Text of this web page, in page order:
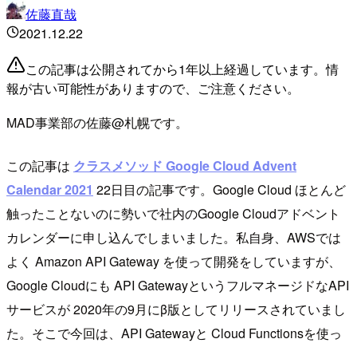
佐藤直哉
2021.12.22
この記事は公開されてから1年以上経過しています。情
報が古い可能性がありますので、ご注意ください。
MAD事業部の佐藤@札幌です。
この記事は クラスメソッド Google Cloud Advent
Calendar 2021 22日目の記事です。Google Cloud ほとんど
触ったことないのに勢いで社内のGoogle Cloudアドベント
カレンダーに申し込んでしまいました。私自身、AWSでは
よく Amazon API Gateway を使って開発をしていますが、
Google Cloudにも API GatewayというフルマネージドなAPI
サービスが 2020年の9月にβ版としてリリースされていまし
た。そこで今回は、API Gatewayと Cloud Functionsを使っ